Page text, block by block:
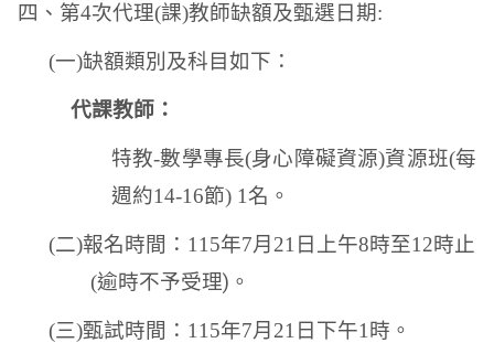
四、第4次代理(課)教師缺額及甄選日期:
(一)缺額類別及科目如下：
代課教師：
特教-數學專長(身心障礙資源)資源班(每
週約14-16節) 1 名。
(二)報名時間： 115年7月 21 日上午8時至12時止
(逾時不予受理) 。
(三)甄試時間： 115年7月 21 日下午1 時。